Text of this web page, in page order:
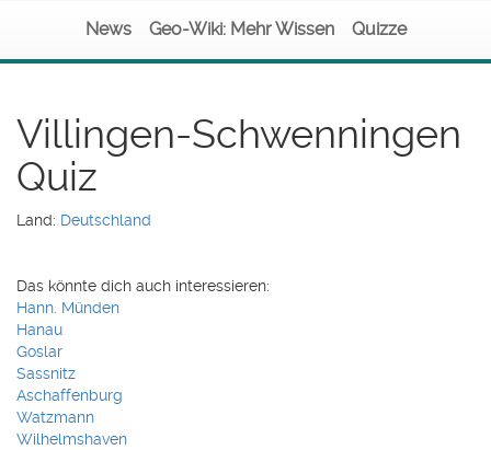
News Geo-Wiki: Mehr Wissen Quizze
Villingen-Schwenningen
Quiz
Land: Deutschland
Das könnte dich auch interessieren:
Hann. Münden
Hanau
Goslar
Sassnitz
Aschaffenburg
Watzmann
Wilhelmshaven